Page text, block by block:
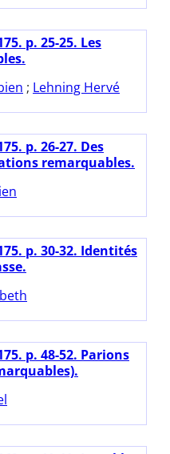
p. 25-25. Les
; Lehning Hervé
p. 26-27. Des
remarquables.
p. 30-32. Identités
p. 48-52. Parions